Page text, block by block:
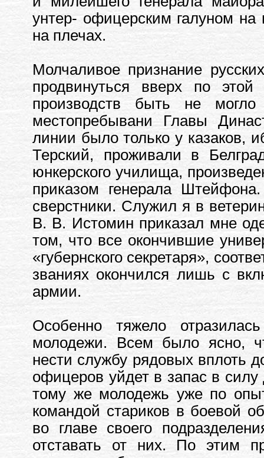
унтер- офицерским галуном на
на плечах.
Молчаливое признание
продвинуться вверх по
производств быть не
местопребывани Главы
линии было только у казаков,
Терский, проживали в
юнкерского училища,
приказом генерала
сверстники. Служил я в
В. В. Истомин приказал мне
том, что все окончившие
«губернского секретаря»,
званиях окончился лишь с
армии.
Особенно тяжело
молодежи. Всем было ясно,
нести службу рядовых вплоть
офицеров уйдет в запас в
тому же молодежь уже по
командой стариков в боевой
во главе своего
отставать от них. По этим